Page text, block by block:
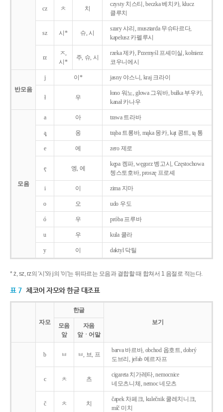
cz ㅊ 치
czysty 치스티, beczka 베치카, klucz
클루치
sz 시* 슈, 시
szary 샤리, musztarda 무슈타르다,
kapelusz 카펠루시
rz
ㅈ,
시*
주, 슈, 시
rzeka 제카, Przemyśl 프셰미실, kołnierz
코우니에시
반모음
j 이* jasny 야스니, kraj 크라이
ł 우
łono 워노, głowa 그워바, bułka 부우카,
kanał 카나우
모음
a 아 trawa 트라바
ą̨ 옹 trąba 트롱바, mąka 몽카, kąt 콩트, tą 통
e 에 zero 제로
ę 엥, 에
kępa 켕파, węgorz 벵고시, Częstochowa
쳉스토호바, proszę 프로셰
i 이 zima 지마
o 오 udo 우도
ó 우 próba 프루바
u 우 kula 쿨라
y 이 daktyl 닥틸
* ż, sz, rz의 '시'와 j의 '이'는 뒤따르는 모음과 결합할 때 합쳐서 1 음절로 적는다.
표 7 체코어 자모와 한글 대조표
자모
한글
보기
모음
앞
자음
앞ㆍ어말
b ㅂ ㅂ, 브, 프
barva 바르바, obchod 옵호트, dobrý
도브리, jeřab 예르자프
c ㅊ 츠
cigareta 치가레타, nemocnice
네모츠니체, nemoc 네모츠
č ㅊ 치
čapek 차페크, kulečnik 쿨레치니크,
míč 미치